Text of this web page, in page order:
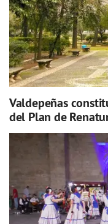
Valdepeñas
del Plan de